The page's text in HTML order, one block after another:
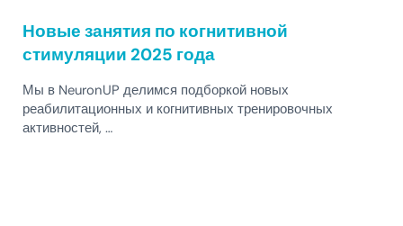
Новые занятия по когнитивной
стимуляции 2025 года
Мы в NeuronUP делимся подборкой новых
реабилитационных и когнитивных тренировочных
активностей, …